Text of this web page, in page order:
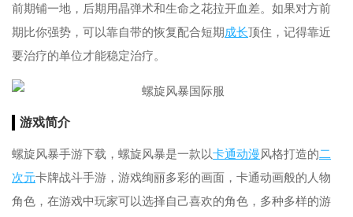
前期铺一地，后期用晶弹术和生命之花拉开血差。如果对方前
期比你强势，可以靠自带的恢复配合短期成长顶住，记得靠近
要治疗的单位才能稳定治疗。
游戏简介
螺旋风暴手游下载，螺旋风暴是一款以卡通动漫风格打造的二
次元卡牌战斗手游，游戏绚丽多彩的画面，卡通动画般的人物
角色，在游戏中玩家可以选择自己喜欢的角色，多种多样的游